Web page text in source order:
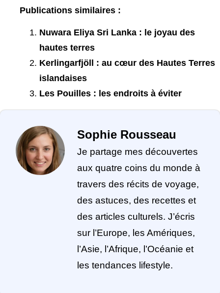
Publications similaires :
Nuwara Eliya Sri Lanka : le joyau des
hautes terres
Kerlingarfjöll : au cœur des Hautes Terres
islandaises
Les Pouilles : les endroits à éviter
Sophie Rousseau
Je partage mes découvertes
aux quatre coins du monde à
travers des récits de voyage,
des astuces, des recettes et
des articles culturels. J’écris
sur l’Europe, les Amériques,
l’Asie, l’Afrique, l’Océanie et
les tendances lifestyle.